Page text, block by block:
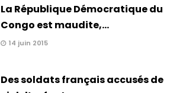
La République Démocratique du
Congo est maudite,...
14 juin 2015
Des soldats français accusés de